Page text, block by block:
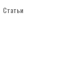
Статьи